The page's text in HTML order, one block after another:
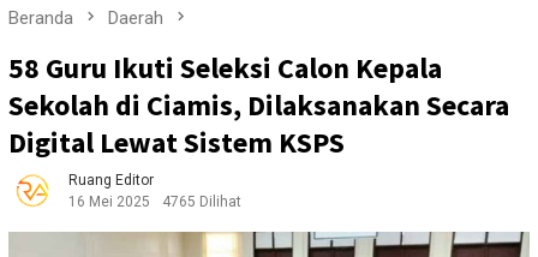
Beranda Daerah
58 Guru Ikuti Seleksi Calon Kepala
Sekolah di Ciamis, Dilaksanakan Secara
Digital Lewat Sistem KSPS
Ruang Editor
16 Mei 2025
4765 Dilihat